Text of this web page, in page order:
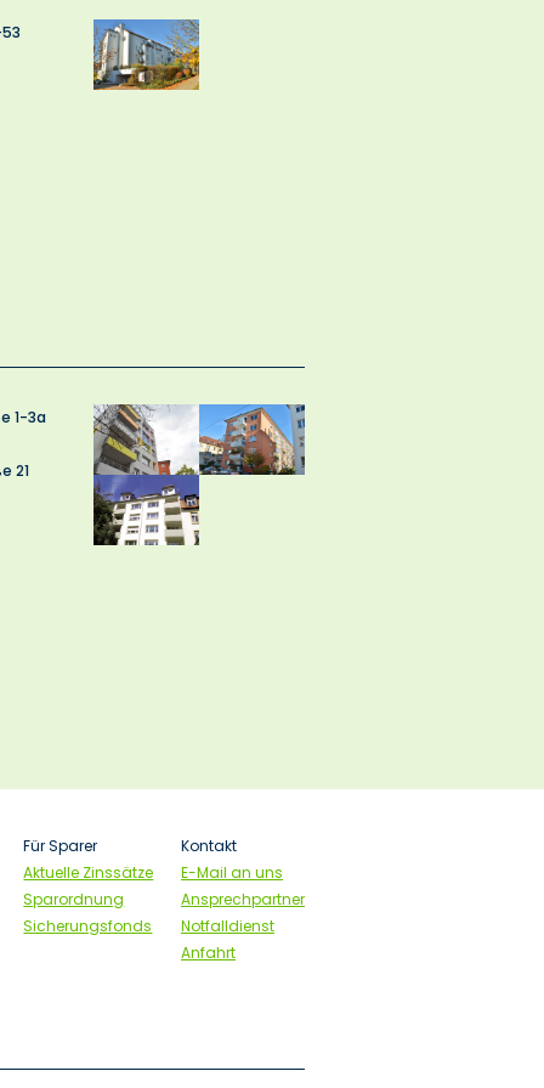
1-3a
21
Für Sparer
Aktuelle Zinssätze
Sparordnung
Sicherungsfonds
Kontakt
E-Mail an uns
Ansprechpartner
Notfalldienst
Anfahrt